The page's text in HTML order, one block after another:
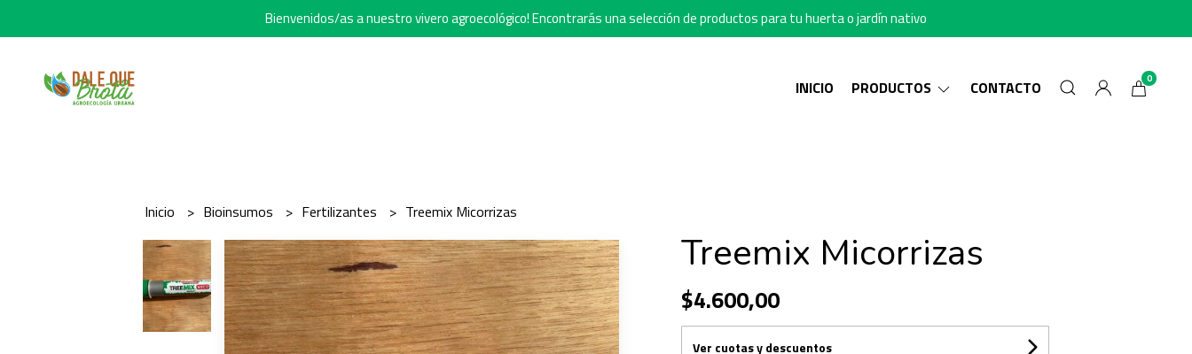
Bienvenidos/as a nuestro vivero agroecológico! Encontrarás una selección de productos para tu huerta o jardín nativo
INICIO PRODUCTOS CONTACTO 0
Inicio Bioinsumos Fertilizantes Treemix Micorrizas
Treemix Micorrizas
$4.600,00
Ver cuotas y descuentos